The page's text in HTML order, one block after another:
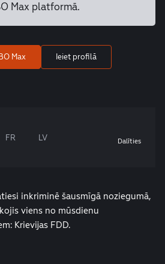
Max platformā.
Max Ieiet profilā
FR LV Dalīties
inkriminē šausmīgā noziegumā,
viens no mūsdienu
Krievijas FDD.